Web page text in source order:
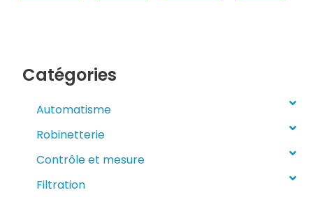
Catégories
Automatisme
Robinetterie
Contrôle et mesure
Filtration